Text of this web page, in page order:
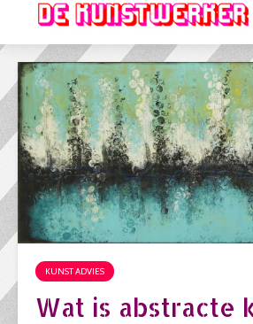
KUNST ADVIES
Wat is abstracte